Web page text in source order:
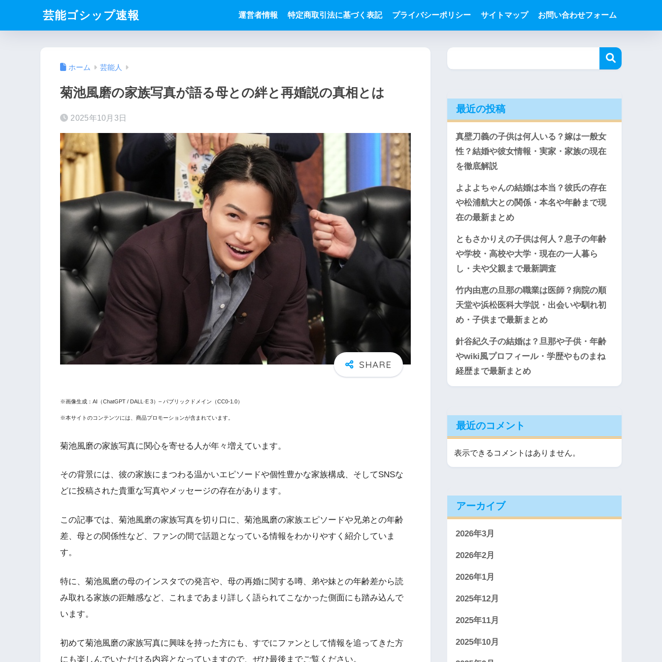
芸能ゴシップ速報 運営者情報 特定商取引法に基づく表記 プライバシーポリシー サイトマップ お問い合わせフォーム
ホーム 芸能人
菊池風磨の家族写真が語る母との絆と再婚説の真相とは
2025年10月3日
※画像生成：AI（ChatGPT / DALL·E 3）– パブリックドメイン（CC0-1.0）
※本サイトのコンテンツには、商品プロモーションが含まれています。
菊池風磨の家族写真に関心を寄せる人が年々増えています。
その背景には、彼の家族にまつわる温かいエピソードや個性豊かな家族構成、そしてSNSな
どに投稿された貴重な写真やメッセージの存在があります。
この記事では、菊池風磨の家族写真を切り口に、菊池風磨の家族エピソードや兄弟との年齢
差、母との関係性など、ファンの間で話題となっている情報をわかりやすく紹介していま
す。
特に、菊池風磨の母のインスタでの発言や、母の再婚に関する噂、弟や妹との年齢差から読
み取れる家族の距離感など、これまであまり詳しく語られてこなかった側面にも踏み込んで
います。
初めて菊池風磨の家族写真に興味を持った方にも、すでにファンとして情報を追ってきた方
にも楽しんでいただける内容となっていますので、ぜひ最後までご覧ください。
最近の投稿
真壁刀義の子供は何人いる？嫁は一般女
性？結婚や彼女情報・実家・家族の現在
を徹底解説
よよよちゃんの結婚は本当？彼氏の存在
や松浦航大との関係・本名や年齢まで現
在の最新まとめ
ともさかりえの子供は何人？息子の年齢
や学校・高校や大学・現在の一人暮ら
し・夫や父親まで最新調査
竹内由恵の旦那の職業は医師？病院の順
天堂や浜松医科大学説・出会いや馴れ初
め・子供まで最新まとめ
針谷紀久子の結婚は？旦那や子供・年齢
やwiki風プロフィール・学歴やものまね
経歴まで最新まとめ
最近のコメント
表示できるコメントはありません。
アーカイブ
2026年3月
2026年2月
2026年1月
2025年12月
2025年11月
2025年10月